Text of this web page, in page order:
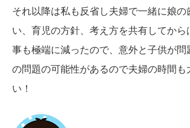
それ以降は私も反省し夫婦で一緒に娘の
い、育児の方針、考え方を共有してから
事も極端に減ったので、意外と子供が問
の問題の可能性があるので夫婦の時間も
い！